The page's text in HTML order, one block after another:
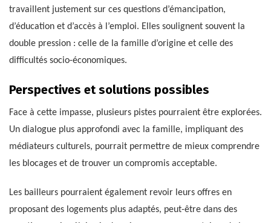
travaillent justement sur ces questions d’émancipation,
d’éducation et d’accès à l’emploi. Elles soulignent souvent la
double pression : celle de la famille d’origine et celle des
difficultés socio-économiques.
Perspectives et solutions possibles
Face à cette impasse, plusieurs pistes pourraient être explorées.
Un dialogue plus approfondi avec la famille, impliquant des
médiateurs culturels, pourrait permettre de mieux comprendre
les blocages et de trouver un compromis acceptable.
Les bailleurs pourraient également revoir leurs offres en
proposant des logements plus adaptés, peut-être dans des